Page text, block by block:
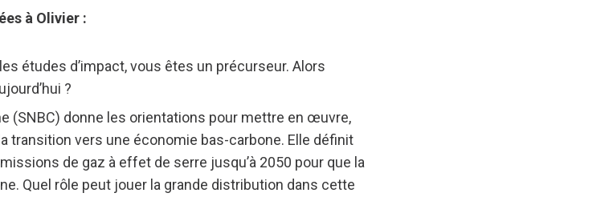
à Olivier :
études d’impact, vous êtes un précurseur. Alors
?
(SNBC) donne les orientations pour mettre en œuvre,
transition vers une économie bas-carbone. Elle définit
de gaz à effet de serre jusqu’à 2050 pour que la
Quel rôle peut jouer la grande distribution dans cette